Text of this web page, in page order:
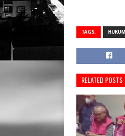
TAGS: HUKUM
RELATED POSTS